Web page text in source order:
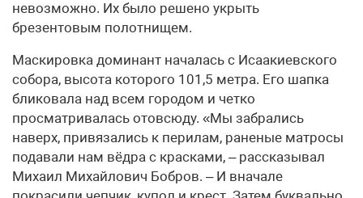
невозможно. Их было решено укрыть
брезентовым полотнищем.
Маскировка доминант началась с Исаакиевского
собора, высота которого 101,5 метра. Его шапка
бликовала над всем городом и четко
просматривалась отовсюду. «Мы забрались
наверх, привязались к перилам, раненые матросы
подавали нам вёдра с красками, – рассказывал
Михаил Михайлович Бобров. – И вначале